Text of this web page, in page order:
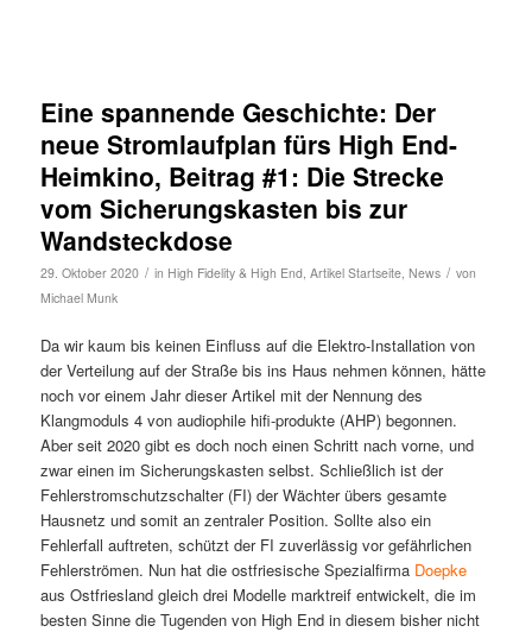
Eine spannende Geschichte: Der
neue Stromlaufplan fürs High End-
Heimkino, Beitrag #1: Die Strecke
vom Sicherungskasten bis zur
Wandsteckdose
29. Oktober 2020 / in High Fidelity & High End, Artikel Startseite, News / von
Michael Munk
Da wir kaum bis keinen Einfluss auf die Elektro-Installation von
der Verteilung auf der Straße bis ins Haus nehmen können, hätte
noch vor einem Jahr dieser Artikel mit der Nennung des
Klangmoduls 4 von audiophile hifi-produkte (AHP) begonnen.
Aber seit 2020 gibt es doch noch einen Schritt nach vorne, und
zwar einen im Sicherungskasten selbst. Schließlich ist der
Fehlerstromschutzschalter (FI) der Wächter übers gesamte
Hausnetz und somit an zentraler Position. Sollte also ein
Fehlerfall auftreten, schützt der FI zuverlässig vor gefährlichen
Fehlerströmen. Nun hat die ostfriesische Spezialfirma Doepke
aus Ostfriesland gleich drei Modelle marktreif entwickelt, die im
besten Sinne die Tugenden von High End in diesem bisher nicht